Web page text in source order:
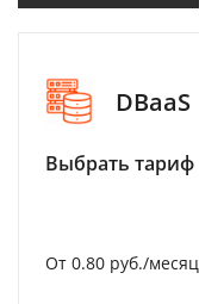
DBaaS
Выбрать
От 0.80 руб./месяц